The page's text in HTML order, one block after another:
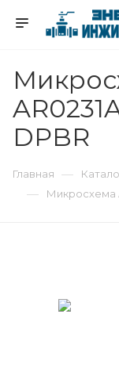
DPBR
Главная —
— Микросхема